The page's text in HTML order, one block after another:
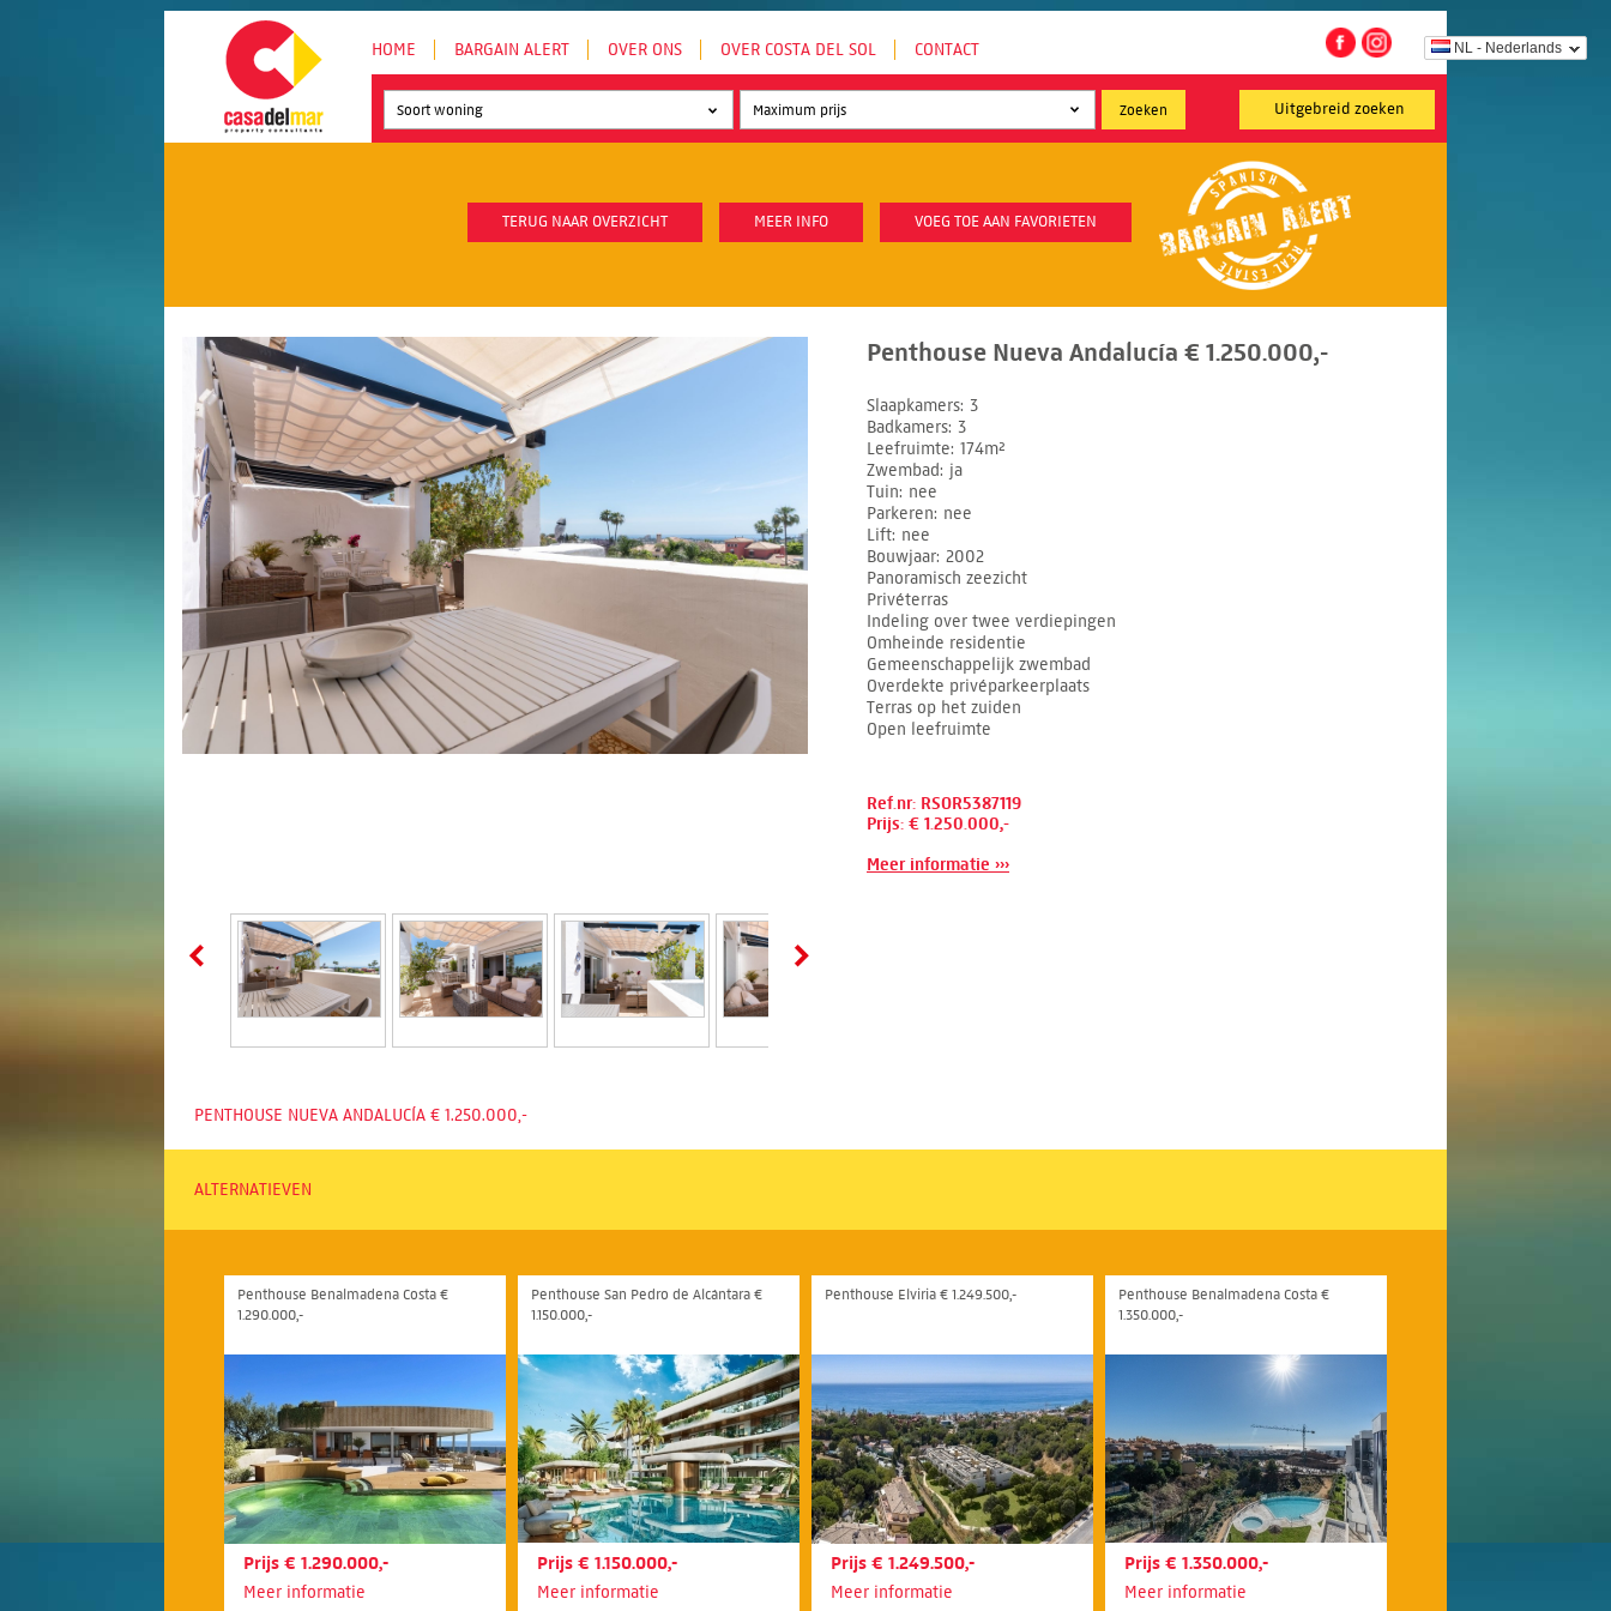
NL - Nederlands
HOME BARGAIN ALERT OVER ONS OVER COSTA DEL SOL CONTACT
Uitgebreid zoeken
Soort woning
TERUG NAAR OVERZICHT MEER INFO VOEG TOE AAN FAVORIETEN
Penthouse Nueva Andalucía € 1.250.000,-
Slaapkamers 3
Badkamers 3
Leefruimte 174m²
Zwembad
ja
Tuin nee
Parkeren nee
Lift nee
Bouwjaar 2002
Panoramisch zeezicht
Privéterras
Indeling over twee verdiepingen
Omheinde residentie
Gemeenschappelijk zwembad
Overdekte privéparkeerplaats
Terras op het zuiden
Open leefruimte
Ref.nr: RSOR5387119
Prijs: € 1.250.000,-
Meer informatie ›››
PENTHOUSE NUEVA ANDALUCÍA € 1.250.000,-
ALTERNATIEVEN
Penthouse Benalmadena Costa €
1.290.000,-
Prijs € 1.290.000,-
Meer informatie
Penthouse San Pedro de Alcántara €
1.150.000,-
Prijs € 1.150.000,-
Meer informatie
Penthouse Elviria € 1.249.500,-
Prijs € 1.249.500,-
Meer informatie
Penthouse Benalmadena Costa €
1.350.000,-
Prijs € 1.350.000,-
Meer informatie